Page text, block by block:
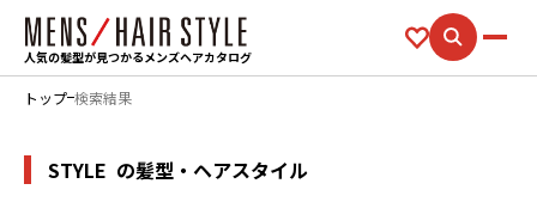
人気の髪型が見つかるメンズヘアカタログ
トップ 検索結果
STYLE の髪型・ヘアスタイル